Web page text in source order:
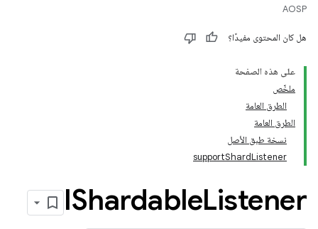
AOSP
هل كان المحتوى مفيدًا؟
على هذه الصفحة
ملخّص
الطرق العامة
الطرق العامة
نسخة طبق الأصل
supportShardListener
IShardableListener